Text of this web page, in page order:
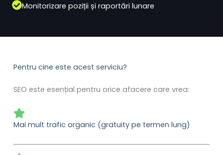
Monitorizare poziții și raportări lunare
Pentru cine este acest serviciu?
SEO este esențial pentru orice afacere care vrea:
Mai mult trafic organic (gratuity pe termen lung)